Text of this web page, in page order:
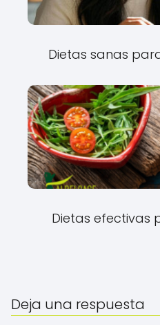
Dietas sanas
Dietas efectivas
Deja una respuesta